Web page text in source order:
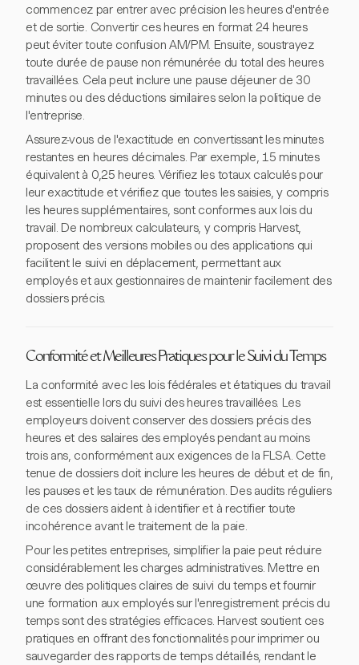
commencez par entrer avec précision les heures d'entrée
et de sortie. Convertir ces heures en format 24 heures
peut éviter toute confusion AM/PM. Ensuite, soustrayez
toute durée de pause non rémunérée du total des heures
travaillées. Cela peut inclure une pause déjeuner de 30
minutes ou des déductions similaires selon la politique de
l'entreprise.
Assurez-vous de l'exactitude en convertissant les minutes
restantes en heures décimales. Par exemple, 15 minutes
équivalent à 0,25 heures. Vérifiez les totaux calculés pour
leur exactitude et vérifiez que toutes les saisies, y compris
les heures supplémentaires, sont conformes aux lois du
travail. De nombreux calculateurs, y compris Harvest,
proposent des versions mobiles ou des applications qui
facilitent le suivi en déplacement, permettant aux
employés et aux gestionnaires de maintenir facilement des
dossiers précis.
Conformité et Meilleures Pratiques pour le Suivi du Temps
La conformité avec les lois fédérales et étatiques du travail
est essentielle lors du suivi des heures travaillées. Les
employeurs doivent conserver des dossiers précis des
heures et des salaires des employés pendant au moins
trois ans, conformément aux exigences de la FLSA. Cette
tenue de dossiers doit inclure les heures de début et de fin,
les pauses et les taux de rémunération. Des audits réguliers
de ces dossiers aident à identifier et à rectifier toute
incohérence avant le traitement de la paie.
Pour les petites entreprises, simplifier la paie peut réduire
considérablement les charges administratives. Mettre en
œuvre des politiques claires de suivi du temps et fournir
une formation aux employés sur l'enregistrement précis du
temps sont des stratégies efficaces. Harvest soutient ces
pratiques en offrant des fonctionnalités pour imprimer ou
sauvegarder des rapports de temps détaillés, rendant le